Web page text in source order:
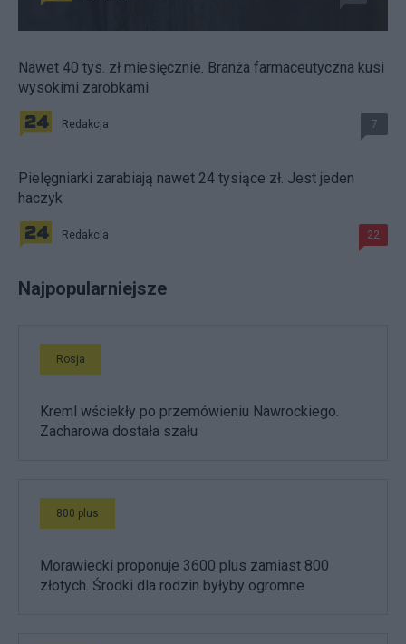
Nawet 40 tys. zł miesięcznie. Branża farmaceutyczna kusi
wysokimi zarobkami
Redakcja 7
Pielęgniarki zarabiają nawet 24 tysiące zł. Jest jeden
haczyk
Redakcja 22
Najpopularniejsze
Rosja
Kreml wściekły po przemówieniu Nawrockiego.
Zacharowa dostała szału
800 plus
Morawiecki proponuje 3600 plus zamiast 800
złotych. Środki dla rodzin byłyby ogromne